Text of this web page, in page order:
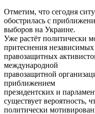
Отметим, что сегодня
обострилась с
выборов на Украине.
Уже растёт политически
притеснения
правозащитных
международной
правозащитной
приближением
президентских и
существует вероятность,
политически